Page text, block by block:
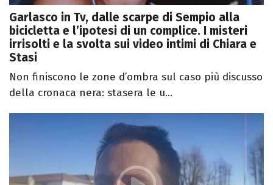
Garlasco in Tv, dalle scarpe di Sempio alla
bicicletta e l’ipotesi di un complice. I misteri
irrisolti e la svolta sui video intimi di Chiara e
Stasi
Non finiscono le zone d’ombra sul caso più discusso
della cronaca nera: stasera le u...